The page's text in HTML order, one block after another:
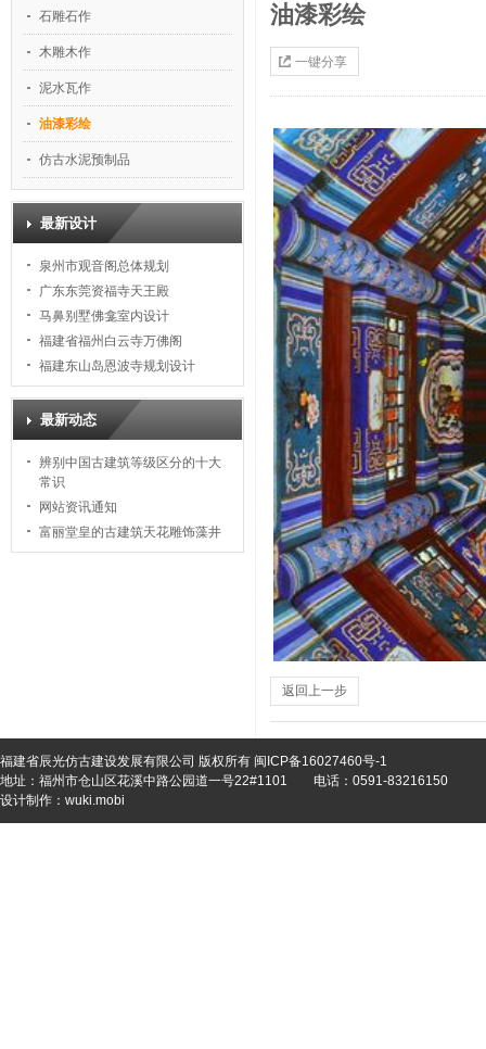
石雕石作
木雕木作
泥水瓦作
油漆彩绘
仿古水泥预制品
最新设计
泉州市观音阁总体规划
广东东莞资福寺天王殿
马鼻别墅佛龛室内设计
福建省福州白云寺万佛阁
福建东山岛恩波寺规划设计
最新动态
辨别中国古建筑等级区分的十大
常识
网站资讯通知
富丽堂皇的古建筑天花雕饰藻井
油漆彩绘
一键分享
返回上一步
福建省辰光仿古建设发展有限公司 版权所有 闽ICP备16027460号-1
地址：福州市仓山区花溪中路公园道一号22#1101
电话：0591-83216150
设计制作： wuki.mobi